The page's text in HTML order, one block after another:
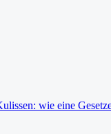
wie eine